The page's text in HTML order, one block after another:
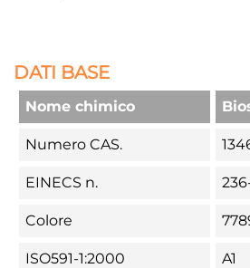
DATI BASE
Nome chimico
Numero CAS.
EINECS n.
Colore
ISO591-1:2000 A1